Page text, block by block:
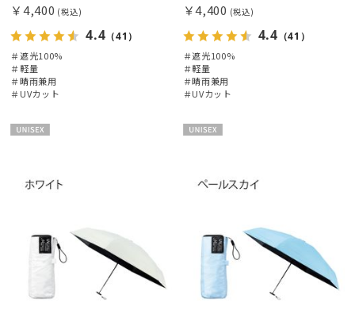
￥4,400 (税込)
4.4 （41）
＃遮光100%
＃軽量
＃晴雨兼用
＃UVカット
￥4,400 (税込)
4.4 （41）
＃遮光100%
＃軽量
＃晴雨兼用
＃UVカット